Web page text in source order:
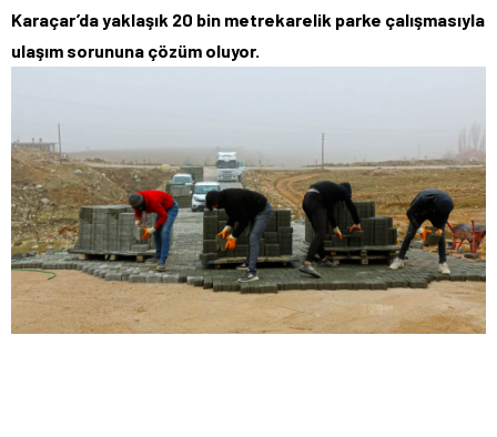
Karaçar’da yaklaşık 20 bin metrekarelik parke çalışmasıyla
ulaşım sorununa çözüm oluyor.